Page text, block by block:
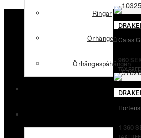
Ringar
Örhängen
Örhängespåhängen
Gaias
960
TAX FREE
1 360